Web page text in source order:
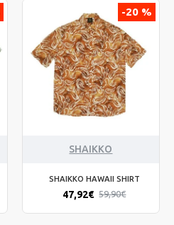
-20 %
SHAIKKO
SHAIKKO HAWAII SHIRT
47,92€ 59,90€